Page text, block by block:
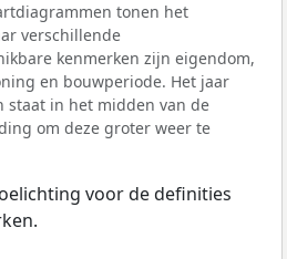
tonen het
verschillende
kenmerken zijn eigendom,
en bouwperiode. Het jaar
staat in het midden van de
om deze groter weer te
voor de definities